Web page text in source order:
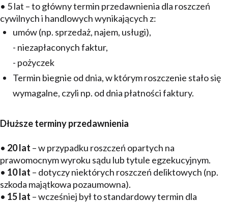
• 5 lat – to główny termin przedawnienia dla roszczeń
cywilnych i handlowych wynikających z:
umów (np. sprzedaż, najem, usługi),
- niezapłaconych faktur,
- pożyczek
Termin biegnie od dnia, w którym roszczenie stało się
wymagalne, czyli np. od dnia płatności faktury.
Dłuższe terminy przedawnienia
• 20 lat – w przypadku roszczeń opartych na
prawomocnym wyroku sądu lub tytule egzekucyjnym.
• 10 lat – dotyczy niektórych roszczeń deliktowych (np.
szkoda majątkowa pozaumowna).
• 15 lat – wcześniej był to standardowy termin dla